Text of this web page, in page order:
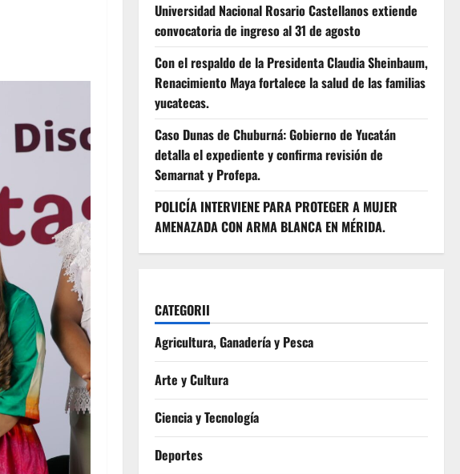
Universidad Nacional Rosario Castellanos extiende
convocatoria de ingreso al 31 de agosto
Con el respaldo de la Presidenta Claudia Sheinbaum,
Renacimiento Maya fortalece la salud de las familias
yucatecas.
Caso Dunas de Chuburná: Gobierno de Yucatán
detalla el expediente y confirma revisión de
Semarnat y Profepa.
POLICÍA INTERVIENE PARA PROTEGER A MUJER
AMENAZADA CON ARMA BLANCA EN MÉRIDA.
CATEGORII
Agricultura, Ganadería y Pesca
Arte y Cultura
Ciencia y Tecnología
Deportes